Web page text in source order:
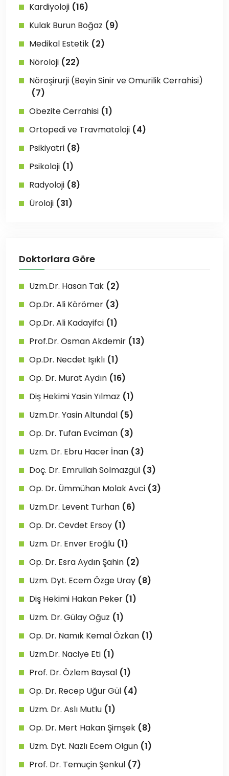
Kardiyoloji (16)
Kulak Burun Boğaz (9)
Medikal Estetik (2)
Nöroloji (22)
Nöroşirurji (Beyin Sinir ve Omurilik Cerrahisi)
(7)
Obezite Cerrahisi (1)
Ortopedi ve Travmatoloji (4)
Psikiyatri (8)
Psikoloji (1)
Radyoloji (8)
Üroloji (31)
Doktorlara Göre
Uzm.Dr. Hasan Tak (2)
Op.Dr. Ali Körömer (3)
Op.Dr. Ali Kadayifci (1)
Prof.Dr. Osman Akdemir (13)
Op.Dr. Necdet Işıklı (1)
Op. Dr. Murat Aydın (16)
Diş Hekimi Yasin Yılmaz (1)
Uzm.Dr. Yasin Altundal (5)
Op. Dr. Tufan Evciman (3)
Uzm. Dr. Ebru Hacer İnan (3)
Doç. Dr. Emrullah Solmazgül (3)
Op. Dr. Ümmühan Molak Avci (3)
Uzm.Dr. Levent Turhan (6)
Op. Dr. Cevdet Ersoy (1)
Uzm. Dr. Enver Eroğlu (1)
Op. Dr. Esra Aydın Şahin (2)
Uzm. Dyt. Ecem Özge Uray (8)
Diş Hekimi Hakan Peker (1)
Uzm. Dr. Gülay Oğuz (1)
Op. Dr. Namık Kemal Özkan (1)
Uzm.Dr. Naciye Eti (1)
Prof. Dr. Özlem Baysal (1)
Op. Dr. Recep Uğur Gül (4)
Uzm. Dr. Aslı Mutlu (1)
Op. Dr. Mert Hakan Şimşek (8)
Uzm. Dyt. Nazlı Ecem Olgun (1)
Prof. Dr. Temuçin Şenkul (7)